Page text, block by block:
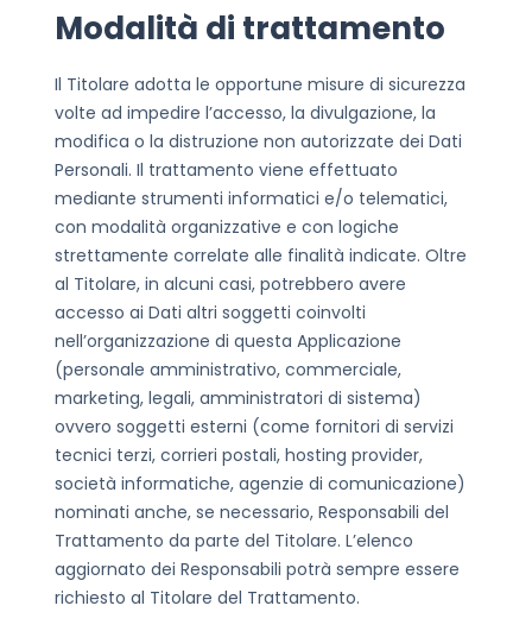
Modalità di trattamento
Il Titolare adotta le opportune misure di sicurezza
volte ad impedire l’accesso, la divulgazione, la
modifica o la distruzione non autorizzate dei Dati
Personali. Il trattamento viene effettuato
mediante strumenti informatici e/o telematici,
con modalità organizzative e con logiche
strettamente correlate alle finalità indicate. Oltre
al Titolare, in alcuni casi, potrebbero avere
accesso ai Dati altri soggetti coinvolti
nell’organizzazione di questa Applicazione
(personale amministrativo, commerciale,
marketing, legali, amministratori di sistema)
ovvero soggetti esterni (come fornitori di servizi
tecnici terzi, corrieri postali, hosting provider,
società informatiche, agenzie di comunicazione)
nominati anche, se necessario, Responsabili del
Trattamento da parte del Titolare. L’elenco
aggiornato dei Responsabili potrà sempre essere
richiesto al Titolare del Trattamento.